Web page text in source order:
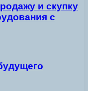
и скупку
с